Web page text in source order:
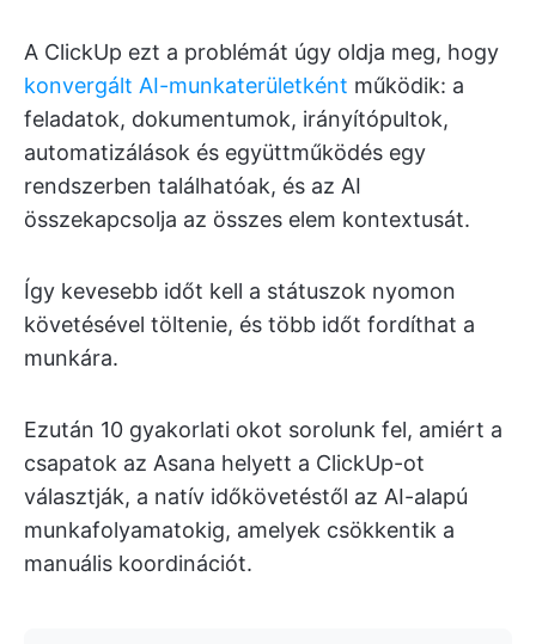
A ClickUp ezt a problémát úgy oldja meg, hogy
konvergált AI-munkaterületként működik: a
feladatok, dokumentumok, irányítópultok,
automatizálások és együttműködés egy
rendszerben találhatóak, és az AI
összekapcsolja az összes elem kontextusát.
Így kevesebb időt kell a státuszok nyomon
követésével töltenie, és több időt fordíthat a
munkára.
Ezután 10 gyakorlati okot sorolunk fel, amiért a
csapatok az Asana helyett a ClickUp-ot
választják, a natív időkövetéstől az AI-alapú
munkafolyamatokig, amelyek csökkentik a
manuális koordinációt.